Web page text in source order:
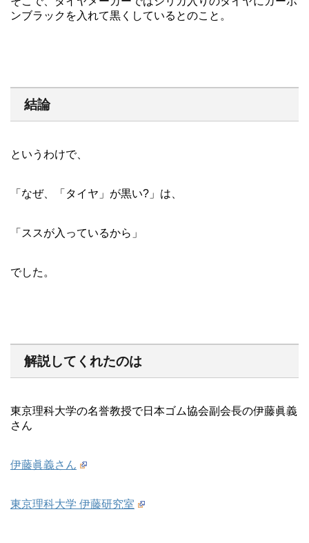
ンブラックを入れて黒くしているとのこと。
結論
というわけで、
「なぜ、「タイヤ」が黒い?」は、
「ススが入っているから」
でした。
解説してくれたのは
東京理科大学の名誉教授で日本ゴム協会副会長の伊藤眞義
さん
伊藤眞義さん
東京理科大学 伊藤研究室